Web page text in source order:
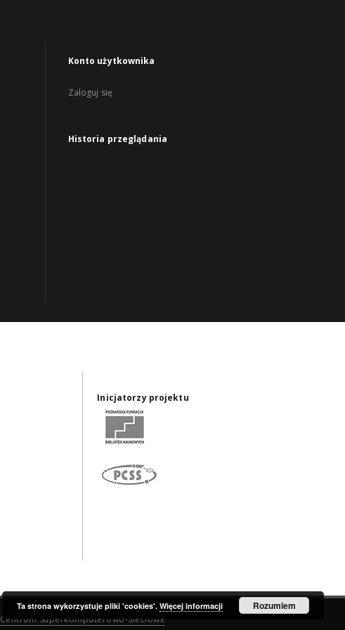
Konto użytkownika
Zaloguj się
Historia przeglądania
Inicjatorzy projektu
Superkomputerowo-Sieciowe
Ta strona wykorzystuje pliki 'cookies'. Więcej informacji Rozumiem